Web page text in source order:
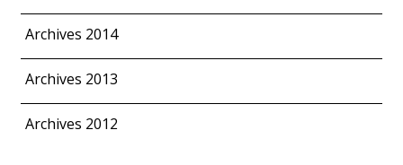
Archives 2014
Archives 2013
Archives 2012